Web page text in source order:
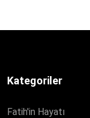
Kategoriler
Fatih'in Hayatı